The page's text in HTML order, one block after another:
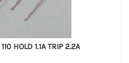
HOLD 1.1A TRIP 2.2A